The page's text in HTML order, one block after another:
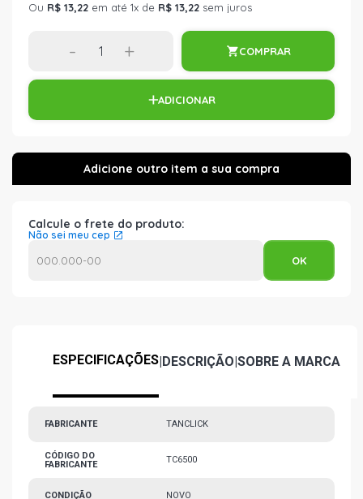
Ou R$ 13,22 em até 1x de R$ 13,22 sem juros
- + COMPRAR
ADICIONAR
Calcule o frete do produto:
Não sei meu cep
ESPECIFICAÇÕES|DESCRIÇÃO|SOBRE A MARCA
FABRICANTE TANCLICK
CÓDIGO DO
FABRICANTE
TC6500
CONDIÇÃO NOVO